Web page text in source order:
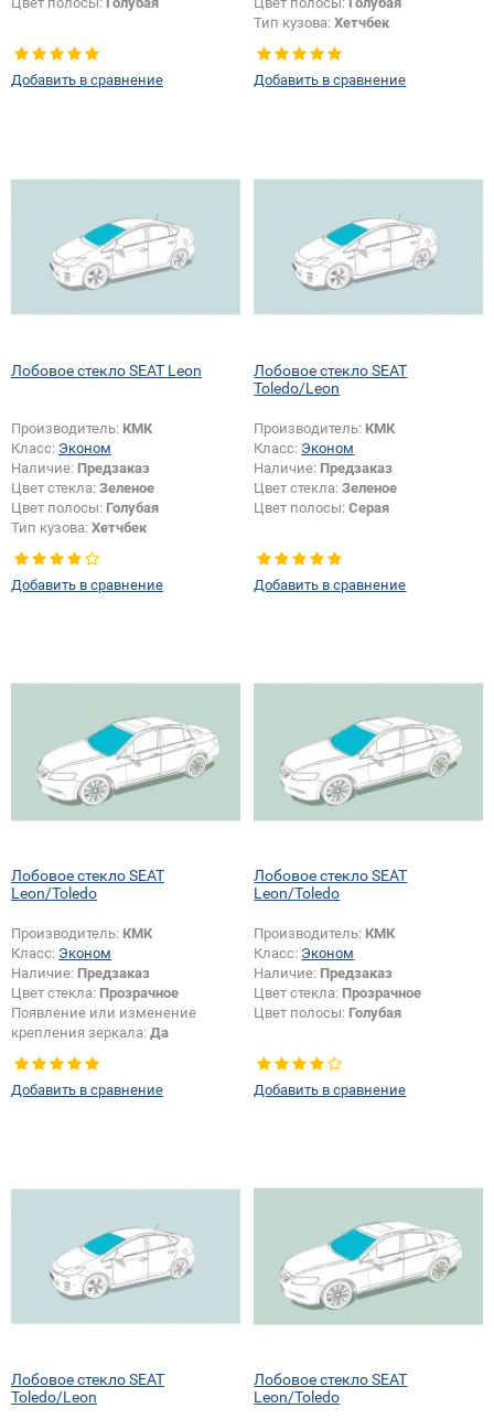
Добавить в сравнение
Тип кузова:Хетчбек
Добавить в сравнение
Лобовое стекло SEAT Leon
Производитель: КМК
Класс: Эконом
Наличие: Предзаказ
Цвет стекла: Зеленое
Цвет полосы: Голубая
Тип кузова: Хетчбек
Появление или изменение
шелкографии:
Добавить в сравнение
Лобовое стекло SEAT
Toledo/Leon
Производитель: КМК
Класс: Эконом
Наличие: Предзаказ
Цвет стекла:Зеленое
Цвет полосы:Серая
Добавить в сравнение
Лобовое стекло SEAT
Leon/Toledo
Производитель: КМК
Класс: Эконом
Наличие: Предзаказ
Цвет стекла: Прозрачное
Появление или изменение
крепления зеркала: Да
Добавить в сравнение
Лобовое стекло SEAT
Leon/Toledo
Производитель: КМК
Класс: Эконом
Наличие: Предзаказ
Цвет стекла: Прозрачное
Цвет полосы: Голубая
Добавить в сравнение
Лобовое стекло SEAT
Toledo/Leon
Лобовое стекло SEAT
Leon/Toledo